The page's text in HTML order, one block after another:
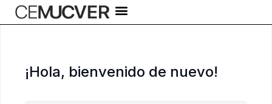
al
¡Hola, bienvenido de nuevo!